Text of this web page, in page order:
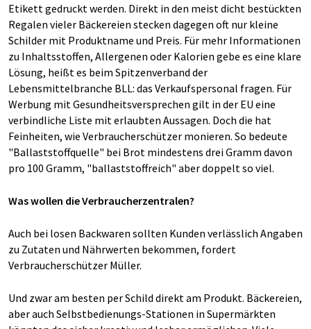
Etikett gedruckt werden. Direkt in den meist dicht bestückten
Regalen vieler Bäckereien stecken dagegen oft nur kleine
Schilder mit Produktname und Preis. Für mehr Informationen
zu Inhaltsstoffen, Allergenen oder Kalorien gebe es eine klare
Lösung, heißt es beim Spitzenverband der
Lebensmittelbranche BLL: das Verkaufspersonal fragen. Für
Werbung mit Gesundheitsversprechen gilt in der EU eine
verbindliche Liste mit erlaubten Aussagen. Doch die hat
Feinheiten, wie Verbraucherschützer monieren. So bedeute
"Ballaststoffquelle" bei Brot mindestens drei Gramm davon
pro 100 Gramm, "ballaststoffreich" aber doppelt so viel.
Was wollen die Verbraucherzentralen?
Auch bei losen Backwaren sollten Kunden verlässlich Angaben
zu Zutaten und Nährwerten bekommen, fordert
Verbraucherschützer Müller.
Und zwar am besten per Schild direkt am Produkt. Bäckereien,
aber auch Selbstbedienungs-Stationen in Supermärkten